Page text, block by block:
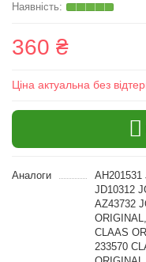
360 ₴
Ціна актуальна без
Аналоги
AH201531
JD10312
AZ43732
CLAAS
233570